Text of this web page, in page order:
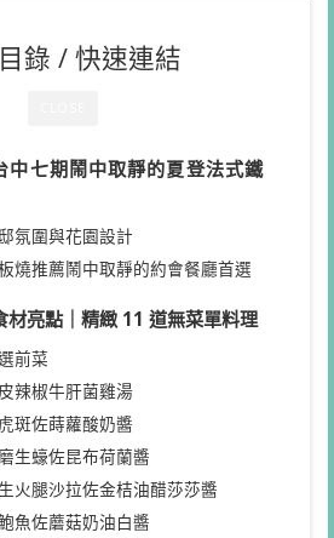
錄 / 快速連結
中七期鬧中取靜的夏登法式鐵
氛圍與花園設計
燒推薦鬧中取靜的約會餐廳首選
材亮點｜精緻 11 道無菜單料理
前菜
辣椒牛肝菌雞湯
斑佐蒔蘿酸奶醬
生蠔佐昆布荷蘭醬
火腿沙拉佐金桔油醋莎莎醬
魚佐蘑菇奶油白醬